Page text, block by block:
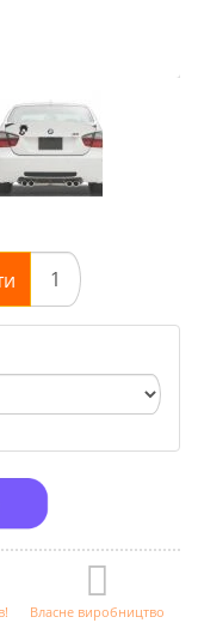
Власне виробництво